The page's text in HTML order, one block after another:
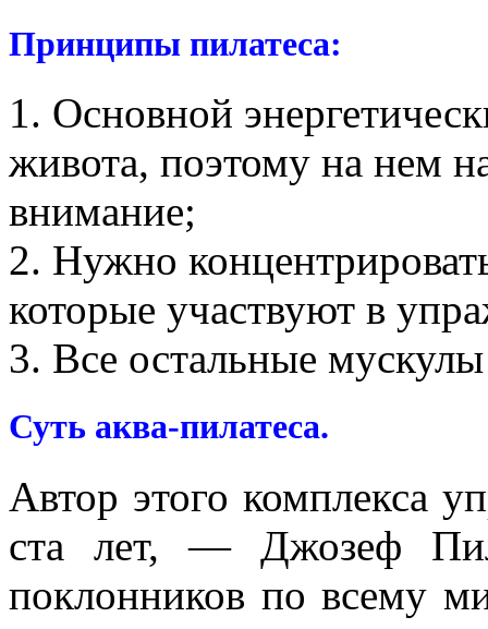
Принципы пилатеса:
1. Основной
живота, поэтому на нем
внимание;
2. Нужно
которые участвуют в
3. Все остальные
Суть аква-пилатеса.
Автор этого комплекса
ста лет, — Джозеф
поклонников по всему